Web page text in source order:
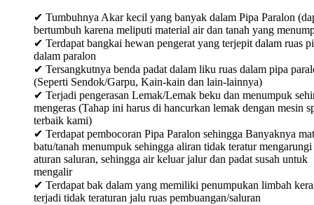
✔ Tumbuhnya Akar kecil yang banyak dalam Pipa Paralon
bertumbuh karena meliputi material air dan tanah yang
✔ Terdapat bangkai hewan pengerat yang terjepit dalam ruas
dalam paralon
✔ Tersangkutnya benda padat dalam liku ruas dalam pipa
(Seperti Sendok/Garpu, Kain-kain dan lain-lainnya)
✔ Terjadi pengerasan Lemak/Lemak beku dan menumpuk
mengeras (Tahap ini harus di hancurkan lemak dengan mesin
terbaik kami)
✔ Terdapat pembocoran Pipa Paralon sehingga Banyaknya
batu/tanah menumpuk sehingga aliran tidak teratur mengarungi
aturan saluran, sehingga air keluar jalur dan padat susah untuk
mengalir
✔ Terdapat bak dalam yang memiliki penumpukan limbah
terjadi tidak teraturan jalu ruas pembuangan/saluran